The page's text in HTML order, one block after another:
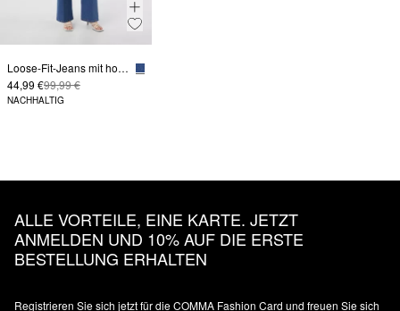
Loose-Fit-Jeans mit hohem Bund
44,99 €99,99 €
NACHHALTIG
ALLE VORTEILE, EINE KARTE. JETZT
ANMELDEN UND 10% AUF DIE ERSTE
BESTELLUNG ERHALTEN
Registrieren Sie sich jetzt für die COMMA Fashion Card und freuen Sie sich